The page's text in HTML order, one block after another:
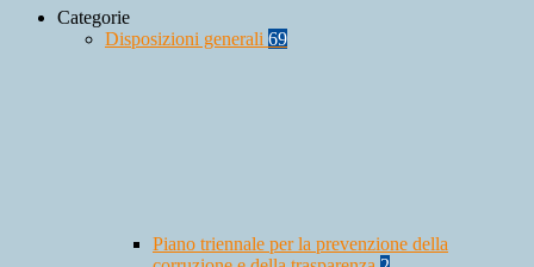
Categorie
Disposizioni generali 69
Piano triennale per la prevenzione della